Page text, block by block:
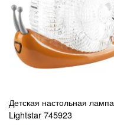
Детская настольная лампа
Lightstar 745923